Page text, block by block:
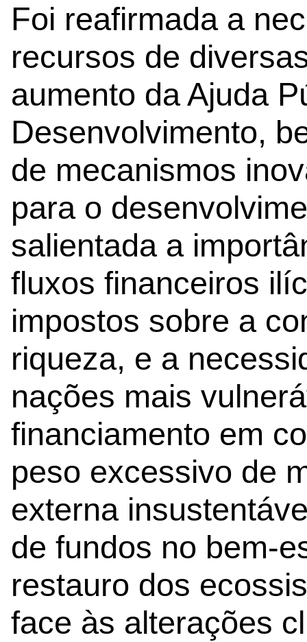
Foi reafirmada a
recursos de
aumento da Ajuda
Desenvolvimento,
de mecanismos
para o
salientada a
fluxos financeiros
impostos sobre a
riqueza, e a
nações mais
financiamento em
peso excessivo de
externa
de fundos no bem-
restauro dos
face às alterações